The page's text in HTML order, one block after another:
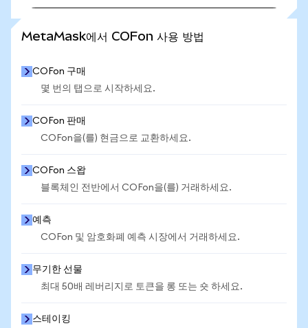
MetaMask에서 COFon 사용 방법
COFon 구매
몇 번의 탭으로 시작하세요.
COFon 판매
COFon을(를) 현금으로 교환하세요.
COFon 스왑
블록체인 전반에서 COFon을(를) 거래하세요.
예측
COFon 및 암호화폐 예측 시장에서 거래하세요.
무기한 선물
최대 50배 레버리지로 토큰을 롱 또는 숏 하세요.
스테이킹